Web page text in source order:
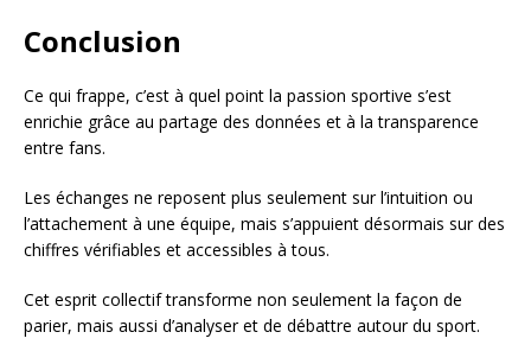
Conclusion
Ce qui frappe, c’est à quel point la passion sportive s’est
enrichie grâce au partage des données et à la transparence
entre fans.
Les échanges ne reposent plus seulement sur l’intuition ou
l’attachement à une équipe, mais s’appuient désormais sur des
chiffres vérifiables et accessibles à tous.
Cet esprit collectif transforme non seulement la façon de
parier, mais aussi d’analyser et de débattre autour du sport.